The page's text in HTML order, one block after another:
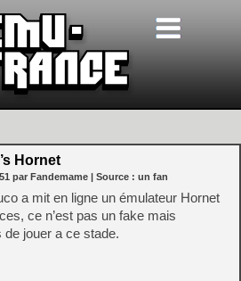
Hornet
par Fandemame | Source : un fan
a mit en ligne un émulateur Hornet
ce n’est pas un fake mais
de jouer a ce stade.